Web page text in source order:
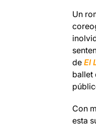
Un
deEl
ballet
Con
esta